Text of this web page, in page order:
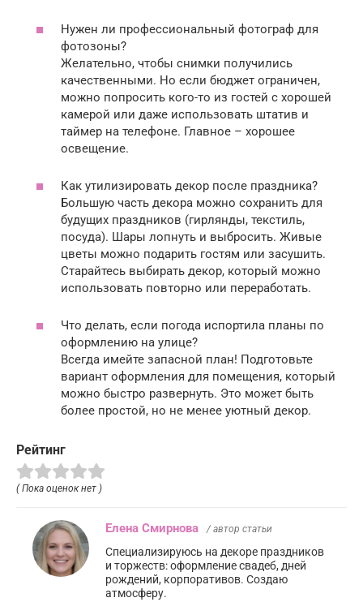
Нужен ли профессиональный фотограф для
фотозоны?
Желательно, чтобы снимки получились
качественными. Но если бюджет ограничен,
можно попросить кого-то из гостей с хорошей
камерой или даже использовать штатив и
таймер на телефоне. Главное – хорошее
освещение.
Как утилизировать декор после праздника?
Большую часть декора можно сохранить для
будущих праздников (гирлянды, текстиль,
посуда). Шары лопнуть и выбросить. Живые
цветы можно подарить гостям или засушить.
Старайтесь выбирать декор, который можно
использовать повторно или переработать.
Что делать, если погода испортила планы по
оформлению на улице?
Всегда имейте запасной план! Подготовьте
вариант оформления для помещения, который
можно быстро развернуть. Это может быть
более простой, но не менее уютный декор.
Рейтинг
( Пока оценок нет )
Елена Смирнова / автор статьи
Специализируюсь на декоре праздников
и торжеств: оформление свадеб, дней
рождений, корпоративов. Создаю
атмосферу.